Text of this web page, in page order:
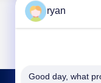
ryan
Good day, what